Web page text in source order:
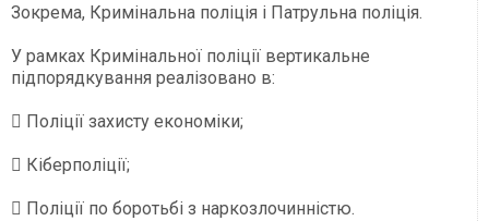
Зокрема, Кримінальна поліція і Патрульна поліція.
У рамках Кримінальної поліції вертикальне
підпорядкування реалізовано в:
 Поліції захисту економіки;
 Кіберполіції;
 Поліції по боротьбі з наркозлочинністю.